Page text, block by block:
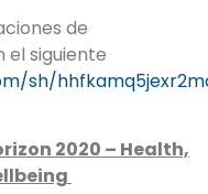
de
el siguiente
sh/
2020 – Health,